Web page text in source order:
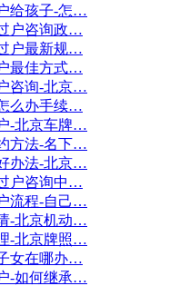
给孩子-怎…
户咨询政…
户最新规…
最佳方式…
咨询-北京…
么办手续…
-北京车牌…
方法-名下…
办法-北京…
户咨询中…
流程-自己…
-北京机动…
-北京牌照…
女在哪办…
-如何继承…